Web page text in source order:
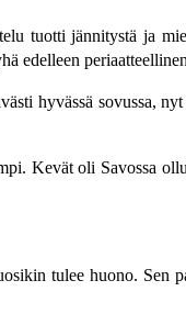
tuotti jännitystä ja
edelleen
hyvässä sovussa,
Kevät oli Savossa
tulee huono. Sen